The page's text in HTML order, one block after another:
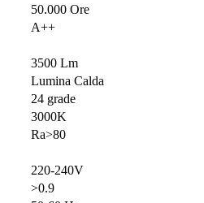
50.000 Ore
A++
3500 Lm
Lumina Calda
24 grade
3000K
Ra>80
220-240V
>0.9